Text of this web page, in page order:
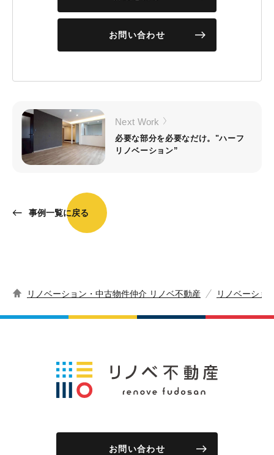
お問い合わせ
事例一覧に戻る
Next Work
必要な部分を必要なだけ。"ハーフ
リノベーション”
リノベーション・中古物件仲介 リノベ不動産 リノベーショ
お問い合わせ